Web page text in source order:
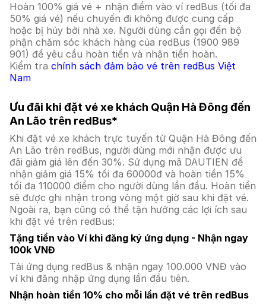
Hoàn 100% giá vé + nhận điểm vào ví redBus (tối đa
50% giá vé) nếu chuyến đi không được cung cấp
hoặc bị hủy bởi nhà xe. Người dùng cần gọi đến bộ
phận chăm sóc khách hàng của redBus (1900 989
901) để yêu cầu hoàn tiền và nhận tiền hoàn.
Kiểm tra chính sách đảm bảo vé trên redBus Việt
Nam
Ưu đãi khi đặt vé xe khách Quận Hà Đông đến
An Lão trên redBus*
Khi đặt vé xe khách trực tuyến từ Quận Hà Đông đến
An Lão trên redBus, người dùng mới nhận được ưu
đãi giảm giá lên đến 30%. Sử dụng mã DAUTIEN để
nhận giảm giá 15% tối đa 60000đ và hoàn tiền 15%
tối đa 110000 điểm cho người dùng lần đầu. Hoàn tiền
sẽ được ghi nhận trong vòng một giờ sau khi đặt vé.
Ngoài ra, bạn cũng có thể tận hưởng các lợi ích sau
khi đặt vé trên redBus:
Tặng tiền vào Ví khi đăng ký ứng dụng - Nhận ngay
100k VNĐ
Tải ứng dụng redBus & nhận ngay 100.000 VNĐ vào
ví khi đăng nhập ứng dụng lần đầu tiên.
Nhận hoàn tiền 10% cho mỗi lần đặt vé trên redBus